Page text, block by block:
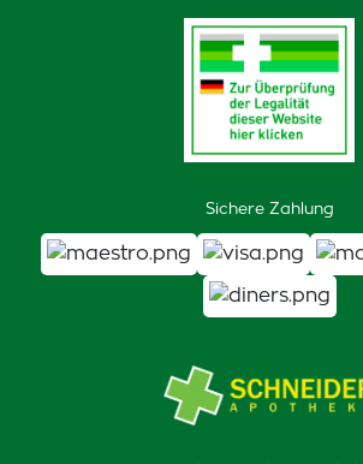
Sichere Zahlung